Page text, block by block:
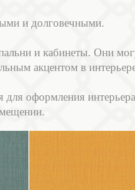
и долговечными.
и кабинеты. Они
акцентом в
оформления